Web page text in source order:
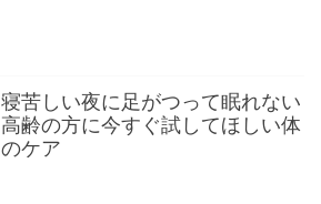
寝苦しい夜に足がつって眠れない
高齢の方に今すぐ試してほしい体
のケア